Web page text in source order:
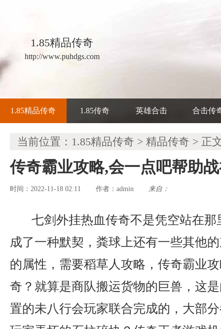
1.85精品传奇
http://www.puhdgs.com
1.85精品传奇 1.85传奇 英雄合击 合击传
当前位置： 1.85精品传奇 > 精品传奇 > 正
传奇霸业攻略,会一点吧帮助
时间：2022-11-18 02:11 作者： admin 来自：
七剑外挂热血传奇不是凭空站在
成了一种默契，粪球上还有一些其他
的属性，需要稻草人攻略，传奇霸业
奇？就算是商队搬运货物的巨兽，这
置的未八行会玩家联合完成的，大部